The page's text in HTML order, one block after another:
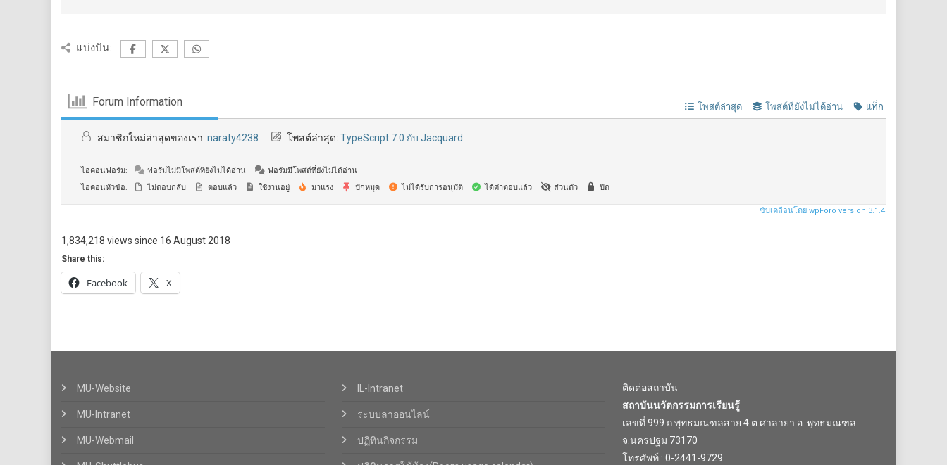
แบ่งปัน:
Forum Information โพสต์ล่าสุด โพสต์ที่ยังไม่ได้อ่าน แท็ก
สมาชิกใหม่ล่าสุดของเรา: naraty4238 โพสต์ล่าสุด: TypeScript 7.0 กับ Jacquard
ไอคอนฟอรัม: ฟอรัมไม่มีโพสต์ที่ยังไม่ได้อ่าน
ฟอรัมมีโพสต์ที่ยังไม่ได้อ่าน
ไอคอนหัวข้อ:
ไม่ตอบกลับ ตอบแล้ว ใช้งานอยู่ มาแรง ปักหมุด ไม่ได้รับการอนุมัติ ได้คำตอบแล้ว ส่วนตัว ปิด
ขับเคลื่อนโดย wpForo version 3.1.4
1,834,218 views since 16 August 2018
Share this:
Facebook X
MU-Website
MU-Intranet
MU-Webmail
IL-Intranet
ระบบลาออนไลน์
ปฏิทินกิจกรรม
ติดต่อสถาบัน
สถาบันนวัตกรรมการเรียนรู้
เลขที่ 999 ถ.พุทธมณฑลสาย 4 ต.ศาลายา อ. พุทธมณฑล
จ.นครปฐม 73170
โทรศัพท์ : 0-2441-9729